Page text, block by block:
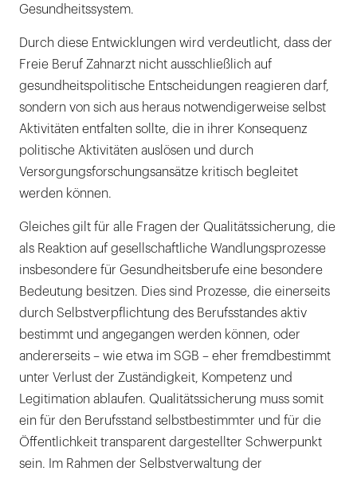
Gesundheitssystem.
Durch diese Entwicklungen wird verdeutlicht, dass der
Freie Beruf Zahnarzt nicht ausschließlich auf
gesundheitspolitische Entscheidungen reagieren darf,
sondern von sich aus heraus notwendigerweise selbst
Aktivitäten entfalten sollte, die in ihrer Konsequenz
politische Aktivitäten auslösen und durch
Versorgungsforschungsansätze kritisch begleitet
werden können.
Gleiches gilt für alle Fragen der Qualitätssicherung, die
als Reaktion auf gesellschaftliche Wandlungsprozesse
insbesondere für Gesundheitsberufe eine besondere
Bedeutung besitzen. Dies sind Prozesse, die einerseits
durch Selbstverpflichtung des Berufsstandes aktiv
bestimmt und angegangen werden können, oder
andererseits – wie etwa im SGB – eher fremdbestimmt
unter Verlust der Zuständigkeit, Kompetenz und
Legitimation ablaufen. Qualitätssicherung muss somit
ein für den Berufsstand selbstbestimmter und für die
Öffentlichkeit transparent dargestellter Schwerpunkt
sein. Im Rahmen der Selbstverwaltung der